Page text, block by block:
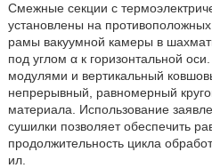
Смежные секции с
установлены на
рамы вакуумной камеры в
под углом α к горизонтальной
модулями и вертикальный
непрерывный, равномерный
материала. Использование
сушилки позволяет обеспечить
продолжительность цикла
ил.